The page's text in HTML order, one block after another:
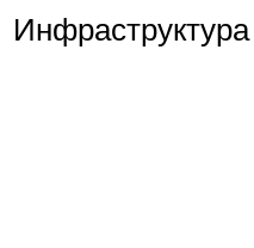
Инфраструктура